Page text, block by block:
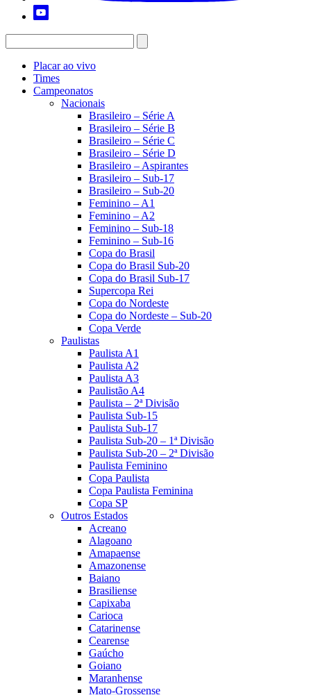
Placar ao vivo
Times
Campeonatos
Nacionais
Brasileiro – Série A
Brasileiro – Série B
Brasileiro – Série C
Brasileiro – Série D
Brasileiro – Aspirantes
Brasileiro – Sub-17
Brasileiro – Sub-20
Feminino – A1
Feminino – A2
Feminino – Sub-18
Feminino – Sub-16
Copa do Brasil
Copa do Brasil Sub-20
Copa do Brasil Sub-17
Supercopa Rei
Copa do Nordeste
Copa do Nordeste – Sub-20
Copa Verde
Paulistas
Paulista A1
Paulista A2
Paulista A3
Paulistão A4
Paulista – 2ª Divisão
Paulista Sub-15
Paulista Sub-17
Paulista Sub-20 – 1ª Divisão
Paulista Sub-20 – 2ª Divisão
Paulista Feminino
Copa Paulista
Copa Paulista Feminina
Copa SP
Outros Estados
Acreano
Alagoano
Amapaense
Amazonense
Baiano
Brasiliense
Capixaba
Carioca
Catarinense
Cearense
Gaúcho
Goiano
Maranhense
Mato-Grossense